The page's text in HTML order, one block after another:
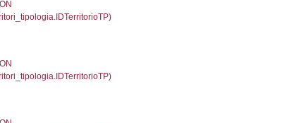
'%d/%m/%Y') as
as DataUltimoPIR FROM d3_ispezioni